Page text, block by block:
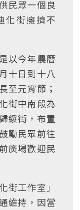
民眾一個良
化街擁擠不
以今年農曆
十日到十八
至元宵節；
街中南段為
綏街，布置
勵民眾前往
廣場歡迎民
街工作室」
維持，因當